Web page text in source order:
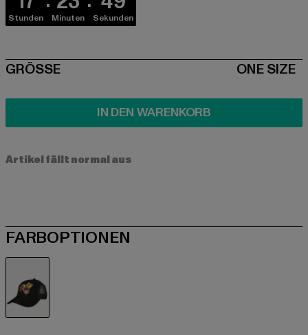
Stunden Minuten Sekunden
SIZE
GRÖSSE ONE SIZE
IN DEN WARENKORB
Artikel fällt normal aus
FARBOPTIONEN